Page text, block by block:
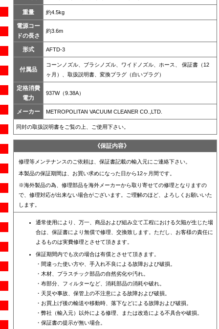
重量 約4.5kg
電源コー
ドの長さ
約3.6m
形式 AFTD-3
付属品
コーンノズル、ブラシノズル、ワイドノズル、ホース、 保証書（12
ヶ月）、取扱説明書、変換プラグ（白いプラグ）
定格消費
電力
937W（9.38A）
メーカー METROPOLITAN VACUUM CLEANER CO.,LTD.
同封の取扱説明書をご覧の上、ご使用下さい。
《保証内容》
修理等メンテナンスのご依頼は、保証書記載の輸入元にご連絡下さい。
本製品の保証期間は、お買い求めになった日から12ヶ月間です。
※海外製品の為、修理部品を海外メーカーから取り寄せての修理となりますの
で、修理対応が出来ない場合がございます。ご理解のほど、よろしくお願いいた
します。
通常使用により、万一、商品および組み立て工程における欠陥が生じた場
合は、保証書により無償で修理、交換致します。ただし、お客様の責任に
よるものは実費修理とさせて頂きます。
保証期間内でも次の場合は有償とさせて頂きます。
・間違った使い方や、手入れ不良による故障および破損。
・木材、プラスチック部品の自然劣化や汚れ。
・布部分、フィルターなど、消耗部品の消耗や破れ。
・天災や事故、保管上の不注意による故障および破損。
・お買上げ後の輸送や移動時、落下などによる故障および破損。
・弊社（輸入元）以外による修理、または改造による不具合や破損。
・保証書の提示が無い場合。